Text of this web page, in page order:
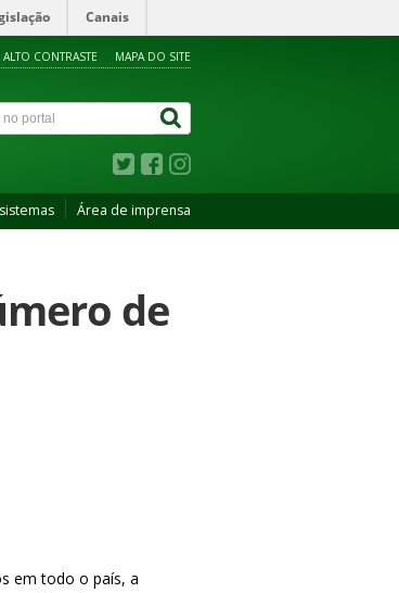
Canais
ALTO CONTRASTE MAPA DO SITE
Área de imprensa
de
em todo o país, a